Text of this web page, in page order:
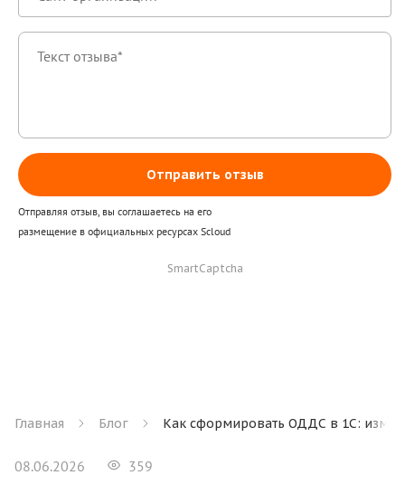
Отправить отзыв
Отправляя отзыв, вы соглашаетесь на его
размещение в официальных ресурсах Scloud
SmartCaptcha
Главная Блог Как сформировать ОДДС в 1С:
08.06.2026 359